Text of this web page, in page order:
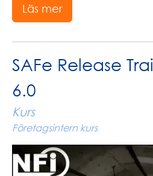
Läs mer
SAFe Release
6.0
Kurs
Företagsintern kurs